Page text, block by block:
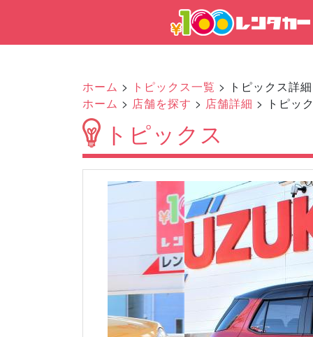
ホーム > トピックス一覧 > トピックス詳細
ホーム > 店舗を探す > 店舗詳細 > トピッ
トピックス